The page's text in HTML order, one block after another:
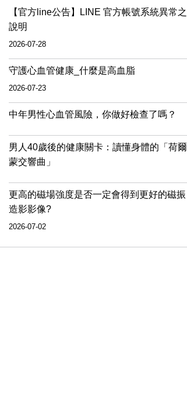
【官方line公告】LINE 官方帳號系統異常之
說明
2026-07-28
守護心血管健康_什麼是高血脂
2026-07-23
中年男性心血管風險，你做好檢查了嗎？
男人40歲後的健康關卡：讀懂身體的「荷爾
蒙交響曲」
更高的磁場強度是否一定會得到更好的磁振
造影影像?
2026-07-02